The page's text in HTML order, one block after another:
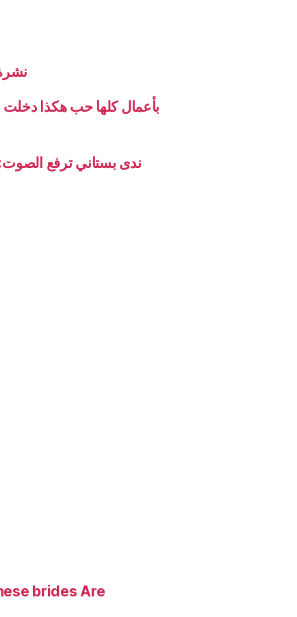
نشرة
بأعمال كلها حب هكذا
ندى بستاني ترفع
brides Are